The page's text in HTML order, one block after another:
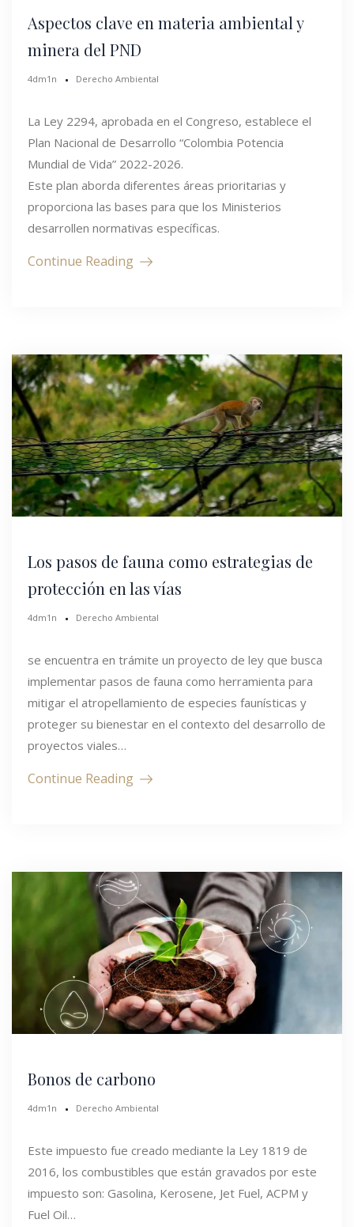
Aspectos clave en materia ambiental y
minera del PND
4dm1n Derecho Ambiental
La Ley 2294, aprobada en el Congreso, establece el
Plan Nacional de Desarrollo “Colombia Potencia
Mundial de Vida” 2022-2026.
Este plan aborda diferentes áreas prioritarias y
proporciona las bases para que los Ministerios
desarrollen normativas específicas.
Continue Reading
Los pasos de fauna como estrategias de
protección en las vías
4dm1n Derecho Ambiental
se encuentra en trámite un proyecto de ley que busca
implementar pasos de fauna como herramienta para
mitigar el atropellamiento de especies faunísticas y
proteger su bienestar en el contexto del desarrollo de
proyectos viales…
Continue Reading
Bonos de carbono
4dm1n Derecho Ambiental
Este impuesto fue creado mediante la Ley 1819 de
2016, los combustibles que están gravados por este
impuesto son: Gasolina, Kerosene, Jet Fuel, ACPM y
Fuel Oil…